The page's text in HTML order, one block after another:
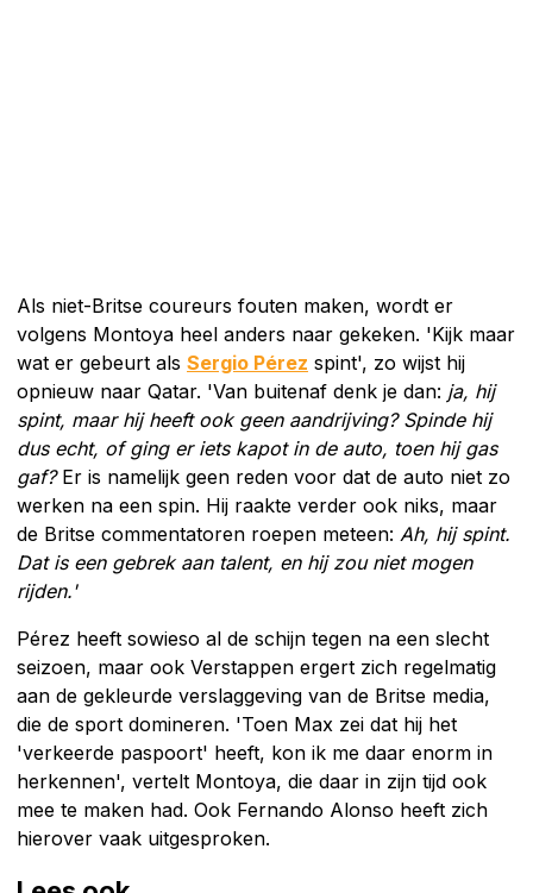
Als niet-Britse coureurs fouten maken, wordt er
volgens Montoya heel anders naar gekeken. 'Kijk maar
wat er gebeurt als Sergio Pérez spint', zo wijst hij
opnieuw naar Qatar. 'Van buitenaf denk je dan: ja, hij
spint, maar hij heeft ook geen aandrijving? Spinde hij
dus echt, of ging er iets kapot in de auto, toen hij gas
gaf? Er is namelijk geen reden voor dat de auto niet zo
werken na een spin. Hij raakte verder ook niks, maar
de Britse commentatoren roepen meteen: Ah, hij spint.
Dat is een gebrek aan talent, en hij zou niet mogen
rijden.'
Pérez heeft sowieso al de schijn tegen na een slecht
seizoen, maar ook Verstappen ergert zich regelmatig
aan de gekleurde verslaggeving van de Britse media,
die de sport domineren. 'Toen Max zei dat hij het
'verkeerde paspoort' heeft, kon ik me daar enorm in
herkennen', vertelt Montoya, die daar in zijn tijd ook
mee te maken had. Ook Fernando Alonso heeft zich
hierover vaak uitgesproken.